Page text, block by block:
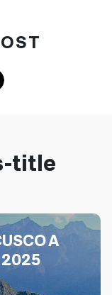
title
A
2025